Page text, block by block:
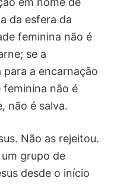
da esfera da
feminina não é
se a
a encarnação
feminina não é
não é salva.
Não as rejeitou.
grupo de
desde o início